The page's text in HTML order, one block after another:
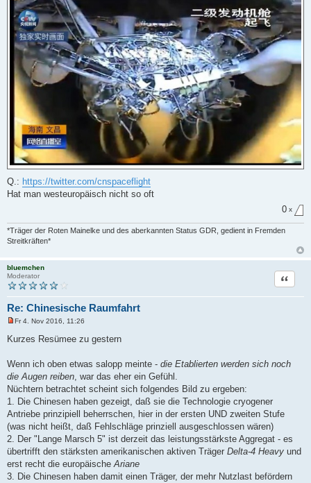
e
n
e
r
B
e
r
a
g
Q.: https://twitter.com/cnspaceflight
Hat man westeuropäisch nicht so oft
0 x
*Träger der Roten Mainelke und des aberkannten Status GDR, gedient in Fremden
Streitkräften*
bluemchen
Moderator
Re: Chinesische Raumfahrt
Zitat
g
l
e
s
e
n
B
e
r
g
Fr 4. Nov 2016, 11:26
Kurzes Resümee zu gestern
Wenn ich oben etwas salopp meinte - die Etablierten werden sich noch
die Augen reiben, war das eher ein Gefühl.
Nüchtern betrachtet scheint sich folgendes Bild zu ergeben:
1. Die Chinesen haben gezeigt, daß sie die Technologie cryogener
Antriebe prinzipiell beherrschen, hier in der ersten UND zweiten Stufe
(was nicht heißt, daß Fehlschläge prinziell ausgeschlossen wären)
2. Der "Lange Marsch 5" ist derzeit das leistungsstärkste Aggregat - es
übertrifft den stärksten amerikanischen aktiven Träger Delta-4 Heavy und
erst recht die europäischeAriane
3. Die Chinesen haben damit einen Träger, der mehr Nutzlast befördern